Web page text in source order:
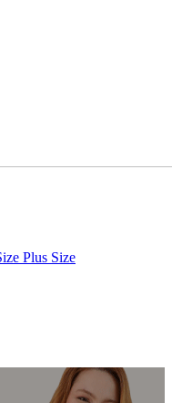
Plus Size